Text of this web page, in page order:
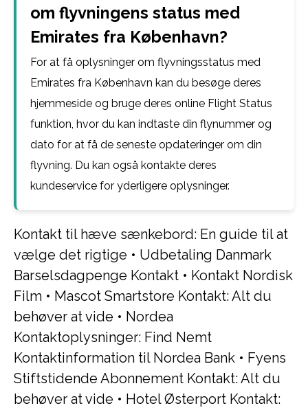
om flyvningens status med
Emirates fra København?
For at få oplysninger om flyvningsstatus med
Emirates fra København kan du besøge deres
hjemmeside og bruge deres online Flight Status
funktion, hvor du kan indtaste din flynummer og
dato for at få de seneste opdateringer om din
flyvning. Du kan også kontakte deres
kundeservice for yderligere oplysninger.
Kontakt til hæve sænkebord: En guide til at
vælge det rigtige • Udbetaling Danmark
Barselsdagpenge Kontakt • Kontakt Nordisk
Film • Mascot Smartstore Kontakt: Alt du
behøver at vide • Nordea
Kontaktoplysninger: Find Nemt
Kontaktinformation til Nordea Bank • Fyens
Stiftstidende Abonnement Kontakt: Alt du
behøver at vide • Hotel Østerport Kontakt: